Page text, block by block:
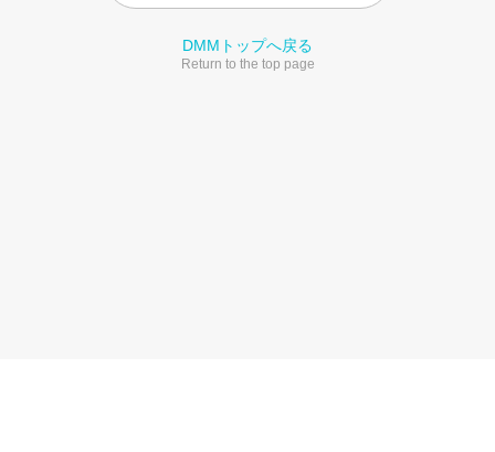
DMMトップへ戻る
Return to the top page